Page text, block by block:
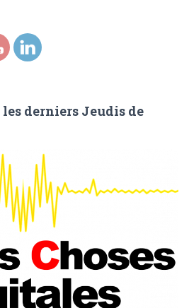
derniers Jeudis de